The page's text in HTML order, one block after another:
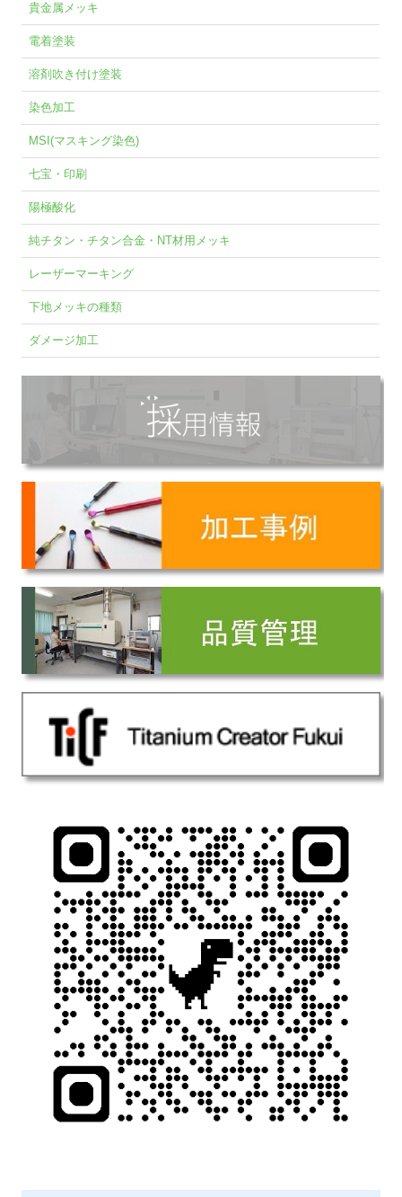
貴金属メッキ
電着塗装
溶剤吹き付け塗装
染色加工
MSI(マスキング染色)
七宝・印刷
陽極酸化
純チタン・チタン合金・NT材用メッキ
レーザーマーキング
下地メッキの種類
ダメージ加工